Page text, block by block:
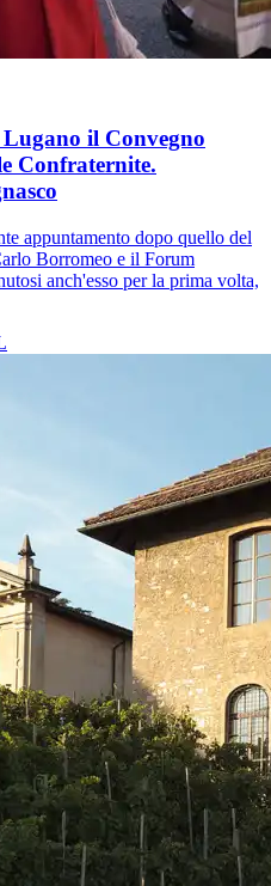
il Convegno
Confraternite.
appuntamento dopo quello del
Borromeo e il Forum
anch'esso per la prima volta,